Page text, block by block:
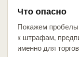
Что опасно
Покажем
к штрафам,
именно для